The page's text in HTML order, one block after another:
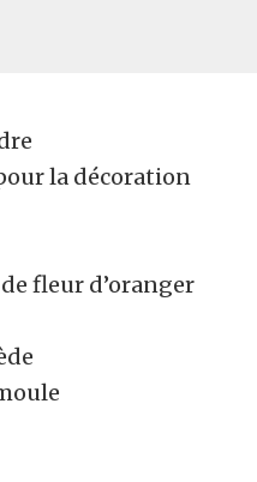
la décoration
fleur d’oranger